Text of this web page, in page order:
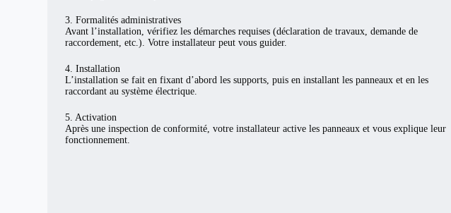
3. Formalités administratives
Avant l’installation, vérifiez les démarches requises (déclaration de travaux, demande de
raccordement, etc.). Votre installateur peut vous guider.
4. Installation
L’installation se fait en fixant d’abord les supports, puis en installant les panneaux et en les
raccordant au système électrique.
5. Activation
Après une inspection de conformité, votre installateur active les panneaux et vous explique leur
fonctionnement.